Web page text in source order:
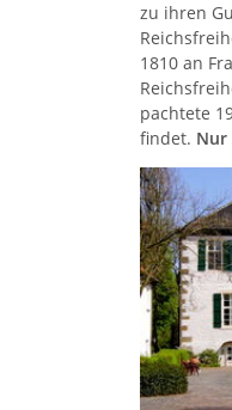
zu ihren
1810 an
pachtete
findet. Nur